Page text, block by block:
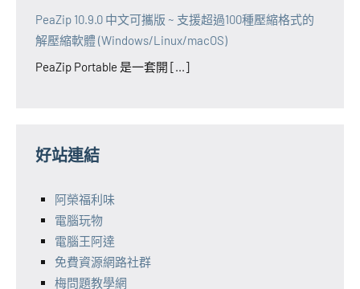
PeaZip 10.9.0 中文可攜版 ~ 支援超過100種壓縮格式的
解壓縮軟體 (Windows/Linux/macOS)
PeaZip Portable 是一套開 [...]
好站連結
阿榮福利味
電腦玩物
電腦王阿達
免費資源網路社群
梅問題教學網